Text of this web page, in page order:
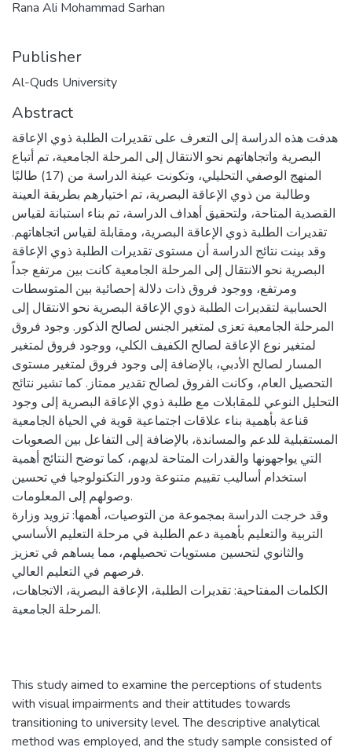
Rana Ali Mohammad Sarhan
Publisher
Al-Quds University
Abstract
هدفت هذه الدراسة إلى التعرف على تقديرات الطلبة ذوي الإعاقة
البصرية واتجاهاتهم نحو الانتقال إلى المرحلة الجامعية، تم أتباع
المنهج الوصفي التحليلي، وتكونت عينة الدراسة من (17) طالبًا
وطالبة من ذوي الإعاقة البصرية، تم اختيارهم بطريقة العينة
القصدية المتاحة، ولتحقيق أهداف الدراسة، تم بناء استبانة لقياس
تقديرات الطلبة ذوي الإعاقة البصرية، ومقابلة لقياس اتجاهاتهم.
وقد بينت نتائج الدراسة أن مستوى تقديرات الطلبة ذوي الإعاقة
البصرية نحو الانتقال إلى المرحلة الجامعية كانت بين مرتفع جداً
ومرتفع، ووجود فروق ذات دلالة إحصائية بين المتوسطات
الحسابية لتقديرات الطلبة ذوي الإعاقة البصرية نحو الانتقال إلى
المرحلة الجامعية تعزى لمتغير الجنس لصالح الذكور. وجود فروق
لمتغير نوع الإعاقة لصالح الكفيف الكلي، ووجود فروق لمتغير
المسار لصالح الأدبي، بالإضافة إلى وجود فروق لمتغير مستوى
التحصيل العام، وكانت الفروق لصالح تقدير ممتاز. كما تشير نتائج
التحليل النوعي للمقابلات مع طلبة ذوي الإعاقة البصرية إلى وجود
قناعة بأهمية بناء علاقات اجتماعية قوية في الحياة الجامعية
المستقبلية للدعم والمساندة، بالإضافة إلى التفاعل بين الصعوبات
التي يواجهونها والقدرات المتاحة لديهم، كما توضح النتائج أهمية
استخدام أساليب تقييم متنوعة ودور التكنولوجيا في تحسين
وصولهم إلى المعلومات.
وقد خرجت الدراسة بمجموعة من التوصيات، أهمها: تزويد وزارة
التربية والتعليم بأهمية دعم الطلبة في مرحلة التعليم الأساسي
والثانوي لتحسين مستويات تحصيلهم، مما يساهم في تعزيز
فرصهم في التعليم العالي.
الكلمات المفتاحية: تقديرات الطلبة، الإعاقة البصرية، الاتجاهات،
المرحلة الجامعية.
This study aimed to examine the perceptions of students
with visual impairments and their attitudes towards
transitioning to university level. The descriptive analytical
method was employed, and the study sample consisted of